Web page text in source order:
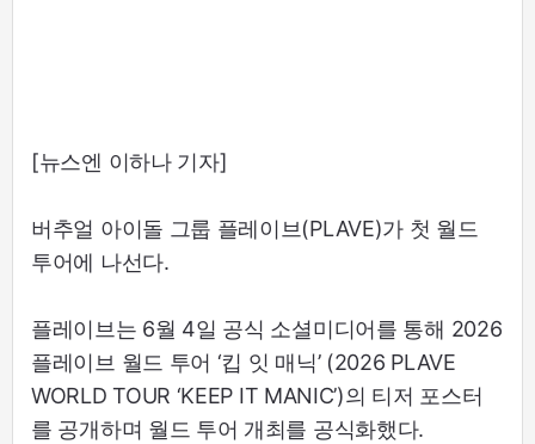
[뉴스엔 이하나 기자]
버추얼 아이돌 그룹 플레이브(PLAVE)가 첫 월드
투어에 나선다.
플레이브는 6월 4일 공식 소셜미디어를 통해 2026
플레이브 월드 투어 ‘킵 잇 매닉’ (2026 PLAVE
WORLD TOUR ‘KEEP IT MANIC’)의 티저 포스터
를 공개하며 월드 투어 개최를 공식화했다.